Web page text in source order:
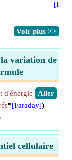
​Voir plus >>
variation de
​Aller
d'énergie
*[Faraday])
cellulaire